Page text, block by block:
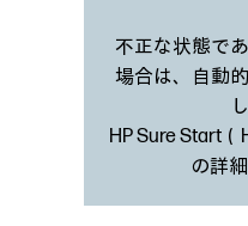
不正な状態で
場合は、自動
HP Sure Start（
の詳